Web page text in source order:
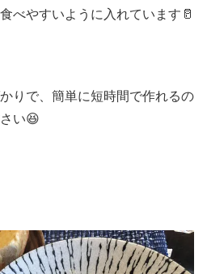
べやすいように入れています🥛
りで、簡単に短時間で作れるの
い😆